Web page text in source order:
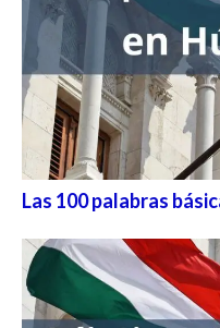
Las 100 palabras